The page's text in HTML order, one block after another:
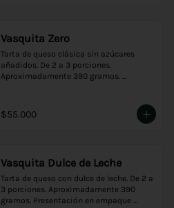
Vasquita Zero
Tarta de queso clásica sin azúcares
añadidos. De 2 a 3 porciones.
Aproximadamente 390 gramos.
$55.000
Vasquita Dulce de Leche
Tarta de queso con dulce de leche. De 2 a
3 porciones. Aproximadamente 390
gramos. Presentación en empaque